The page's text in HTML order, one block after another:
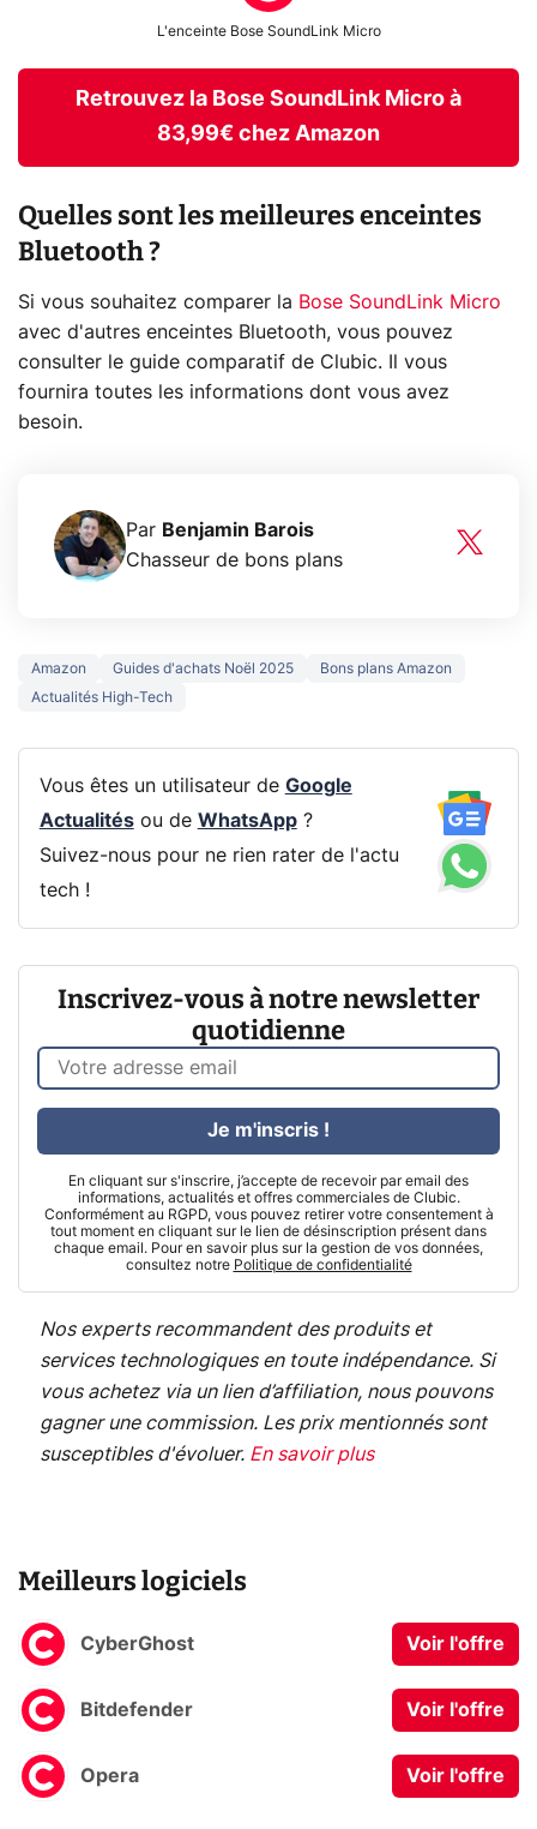
L'enceinte Bose SoundLink Micro
Retrouvez la Bose SoundLink Micro à
83,99€ chez Amazon
Quelles sont les meilleures enceintes
Bluetooth ?
Si vous souhaitez comparer la Bose SoundLink Micro
avec d'autres enceintes Bluetooth, vous pouvez
consulter le guide comparatif de Clubic. Il vous
fournira toutes les informations dont vous avez
besoin.
Par Benjamin Barois
Chasseur de bons plans
Amazon Guides d'achats Noël 2025
Bons plans Amazon
Actualités High-Tech
Vous êtes un utilisateur de Google
Actualitésou de WhatsApp?
Suivez-nous pour ne rien rater de l'actu
tech !
Inscrivez-vous à notre newsletter
quotidienne
En cliquant sur s'inscrire, j’accepte de recevoir par email des
informations, actualités et offres commerciales de Clubic.
Conformément au RGPD, vous pouvez retirer votre consentement à
tout moment en cliquant sur le lien de désinscription présent dans
chaque email. Pour en savoir plus sur la gestion de vos données,
consultez notre Politique de confidentialité
Je m'inscris !
Nos experts recommandent des produits et
services technologiques en toute indépendance. Si
vous achetez via un lien d’affiliation, nous pouvons
gagner une commission. Les prix mentionnés sont
susceptibles d'évoluer. En savoir plus
Meilleurs logiciels
CyberGhost Voir l'offre
Bitdefender Voir l'offre
Opera Voir l'offre